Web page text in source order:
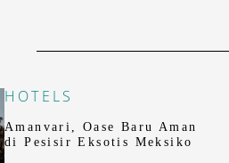
HOTELS
Amanvari, Oase Baru Aman
di Pesisir Eksotis Meksiko